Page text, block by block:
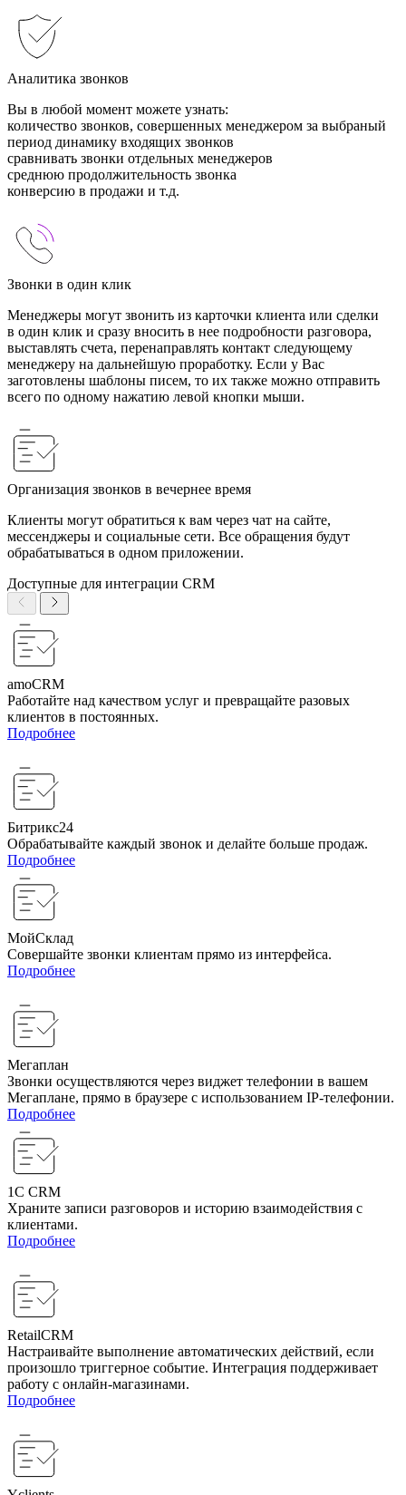
Аналитика звонков
Вы в любой момент можете узнать:
количество звонков, совершенных менеджером за выбраный
период динамику входящих звонков
сравнивать звонки отдельных менеджеров
среднюю продолжительность звонка
конверсию в продажи и т.д.
Звонки в один клик
Менеджеры могут звонить из карточки клиента или сделки
в один клик и сразу вносить в нее подробности разговора,
выставлять счета, перенаправлять контакт следующему
менеджеру на дальнейшую проработку. Если у Вас
заготовлены шаблоны писем, то их также можно отправить
всего по одному нажатию левой кнопки мыши.
Организация звонков в вечернее время
Клиенты могут обратиться к вам через чат на сайте,
мессенджеры и социальные сети. Все обращения будут
обрабатываться в одном приложении.
Доступные для интеграции CRM
amoCRM
Работайте над качеством услуг и превращайте разовых
клиентов в постоянных.
Подробнее
Битрикс24
Обрабатывайте каждый звонок и делайте больше продаж.
Подробнее
МойСклад
Совершайте звонки клиентам прямо из интерфейса.
Подробнее
Мегаплан
Звонки осуществляются через виджет телефонии в вашем
Мегаплане, прямо в браузере с использованием IP-телефонии.
Подробнее
1C CRM
Храните записи разговоров и историю взаимодействия с
клиентами.
Подробнее
RetailCRM
Настраивайте выполнение автоматических действий, если
произошло триггерное событие. Интеграция поддерживает
работу с онлайн-магазинами.
Подробнее